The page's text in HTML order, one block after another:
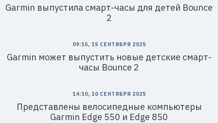
Garmin выпустила смарт-часы для детей Bounce
2
09:15, 15 СЕНТЯБРЯ 2025
Garmin может выпустить новые детские смарт-
часы Bounce 2
14:10, 10 СЕНТЯБРЯ 2025
Представлены велосипедные компьютеры
Garmin Edge 550 и Edge 850